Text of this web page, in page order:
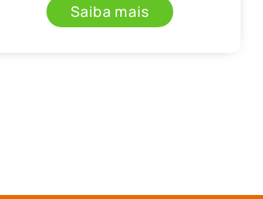
Saiba mais